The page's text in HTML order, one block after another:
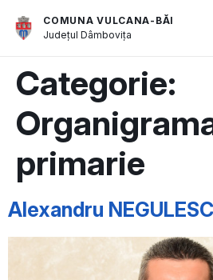
COMUNA VULCANA-BĂI
JudețulDâmbovița
Categorie:
primarie
Alexandru